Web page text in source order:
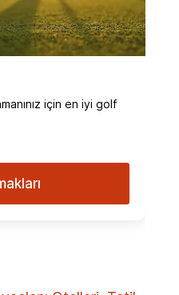
için en iyi golf